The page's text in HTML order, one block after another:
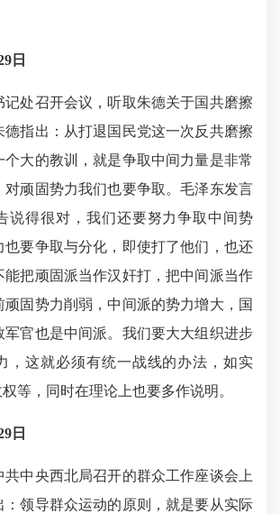
日
召开会议，听取朱德关于国共磨擦
德指出：从打退国民党这一次反共磨擦
个大的教训，就是争取中间力量是非常
对顽固势力我们也要争取。毛泽东发言
说得很对，我们还要努力争取中间势
也要争取与分化，即使打了他们，也还
能把顽固派当作汉奸打，把中间派当作
顽固势力削弱，中间派的势力增大，国
军官也是中间派。我们要大大组织进步
，这就必须有统一战线的办法，如实
等，同时在理论上也要多作说明。
日
央西北局召开的群众工作座谈会上
：领导群众运动的原则，就是要从实际